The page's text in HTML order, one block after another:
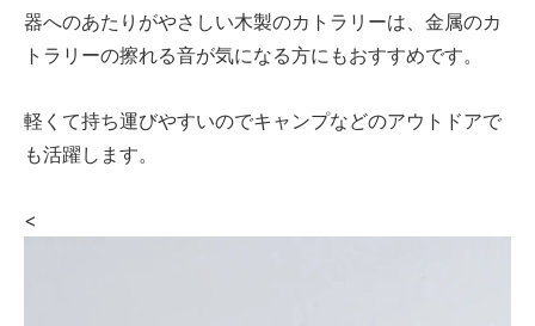
器へのあたりがやさしい木製のカトラリーは、金属のカ
トラリーの擦れる音が気になる方にもおすすめです。
軽くて持ち運びやすいのでキャンプなどのアウトドアで
も活躍します。
<